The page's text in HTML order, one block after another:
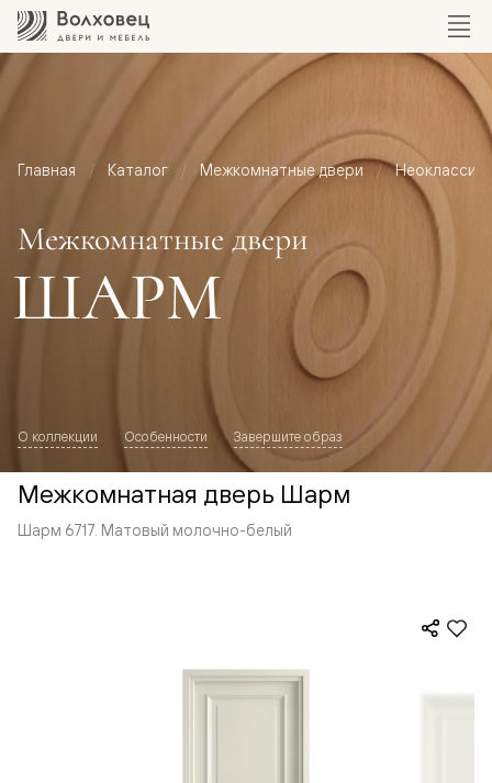
Главная Каталог Межкомнатные двери Неоклассика
Межкомнатные двери
ШАРМ
О коллекции Особенности Завершите образ
Межкомнатная дверь Шарм
Шарм 6717. Матовый молочно-белый